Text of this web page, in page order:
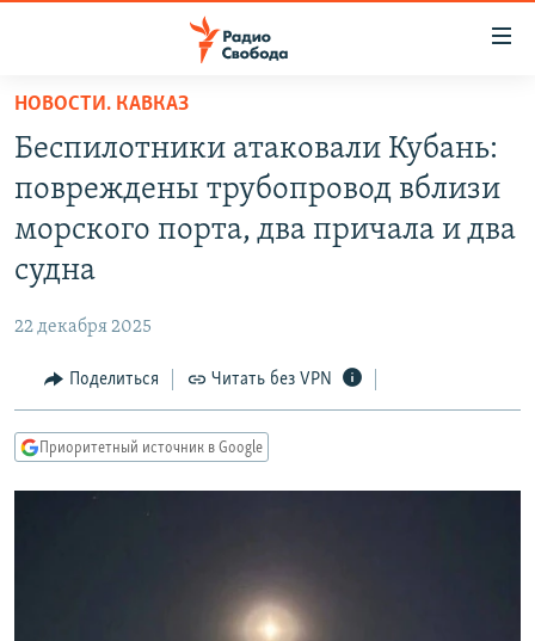
упрощенного
доступа
основному
содержанию
Вернутся
навигации
Вернутся
АВТОРСКИЕ ПРОЕКТЫ
КУЛЬТУРА
IDEL.РЕАЛИИ
КАВКАЗ.РЕАЛИИ
ПОДПИШИТЕСЬ НА РАССЫЛКУ
НОВОСТИ. КАВКАЗ
Беспилотники атаковали Кубань:
повреждены трубопровод вблизи
морского порта, два причала и два
судна
22 декабря 2025
Поделиться Читать без VPN
Приоритетный источник в Google